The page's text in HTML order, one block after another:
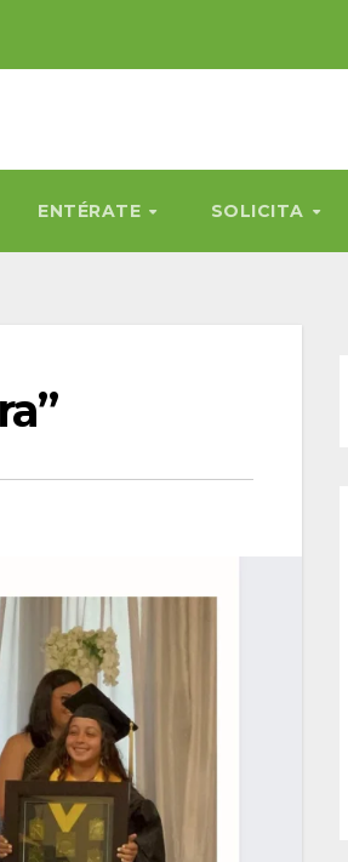
ENTÉRATE SOLICITA